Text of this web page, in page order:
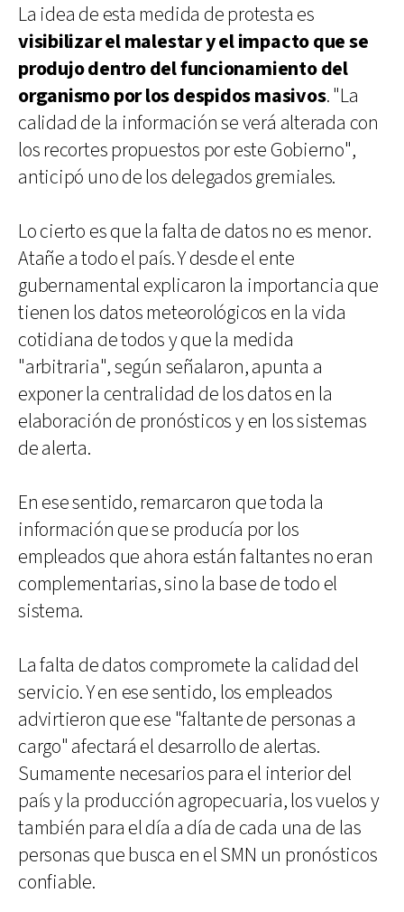
La idea de esta medida de protesta es
visibilizar el malestar y el impacto que se
produjo dentro del funcionamiento del
organismo por los despidos masivos. "La
calidad de la información se verá alterada con
los recortes propuestos por este Gobierno",
anticipó uno de los delegados gremiales.
Lo cierto es que la falta de datos no es menor.
Atañe a todo el país. Y desde el ente
gubernamental explicaron la importancia que
tienen los datos meteorológicos en la vida
cotidiana de todos y que la medida
"arbitraria", según señalaron, apunta a
exponer la centralidad de los datos en la
elaboración de pronósticos y en los sistemas
de alerta.
En ese sentido, remarcaron que toda la
información que se producía por los
empleados que ahora están faltantes no eran
complementarias, sino la base de todo el
sistema.
La falta de datos compromete la calidad del
servicio. Y en ese sentido, los empleados
advirtieron que ese "faltante de personas a
cargo" afectará el desarrollo de alertas.
Sumamente necesarios para el interior del
país y la producción agropecuaria, los vuelos y
también para el día a día de cada una de las
personas que busca en el SMN un pronósticos
confiable.